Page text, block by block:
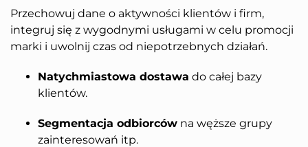
Przechowuj dane o aktywności klientów i firm,
integruj się z wygodnymi usługami w celu promocji
marki i uwolnij czas od niepotrzebnych działań.
Natychmiastowa dostawa do całej bazy
klientów.
Segmentacja odbiorców na węższe grupy
zainteresowań itp.